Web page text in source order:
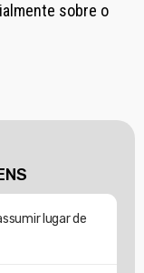
sobre o
lugar de